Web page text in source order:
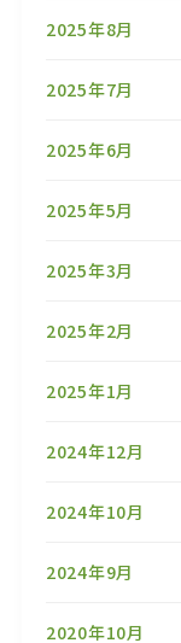
2025年8月
2025年7月
2025年6月
2025年5月
2025年3月
2025年2月
2025年1月
2024年12月
2024年10月
2024年9月
2020年10月